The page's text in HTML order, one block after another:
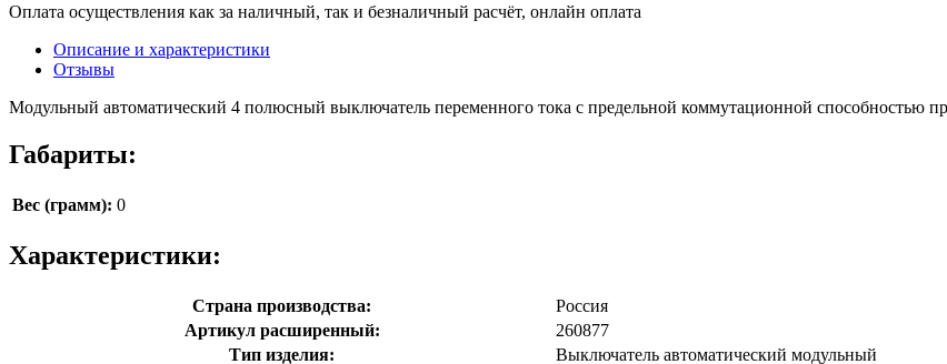
Оплата осуществления как за наличный, так и безналичный расчёт, онлайн оплата
Описание и характеристики
Отзывы
Модульный автоматический 4 полюсный выключатель переменного тока с предельной коммутационной способностью
Габариты:
Вес (грамм): 0
Характеристики:
Страна производства:
Россия
Артикул расширенный:
260877
Тип изделия:
Выключатель автоматический модульный